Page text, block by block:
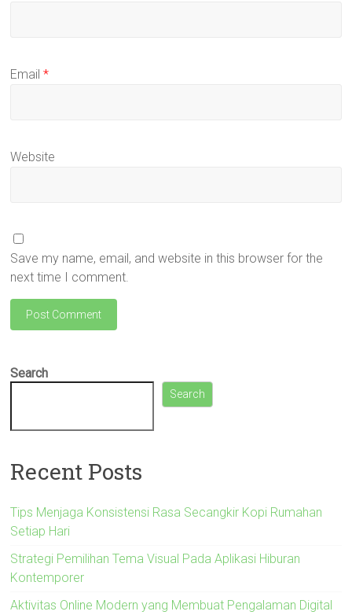
Email*
Website
Save my name, email, and website in this browser for the
next time I comment.
Search
Search
Recent Posts
Tips Menjaga Konsistensi Rasa Secangkir Kopi Rumahan
Setiap Hari
Strategi Pemilihan Tema Visual Pada Aplikasi Hiburan
Kontemporer
Aktivitas Online Modern yang Membuat Pengalaman Digital